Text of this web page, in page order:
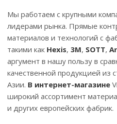
Мы работаем с крупными
лидерами рынка. Прямые
материалов и технологий с
такими как Hexis, 3М, SOTT,
аргумент в нашу пользу в
качественной продукцией из
Азии. В интернет-магазине
широкий ассортимент
и других европейских фабрик.